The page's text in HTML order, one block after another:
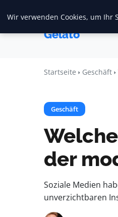
Crema
Gelato
Startseite Geschäft
Geschäft
der
Soziale Medien
unverzichtbaren
Wir verwenden Cookies, um